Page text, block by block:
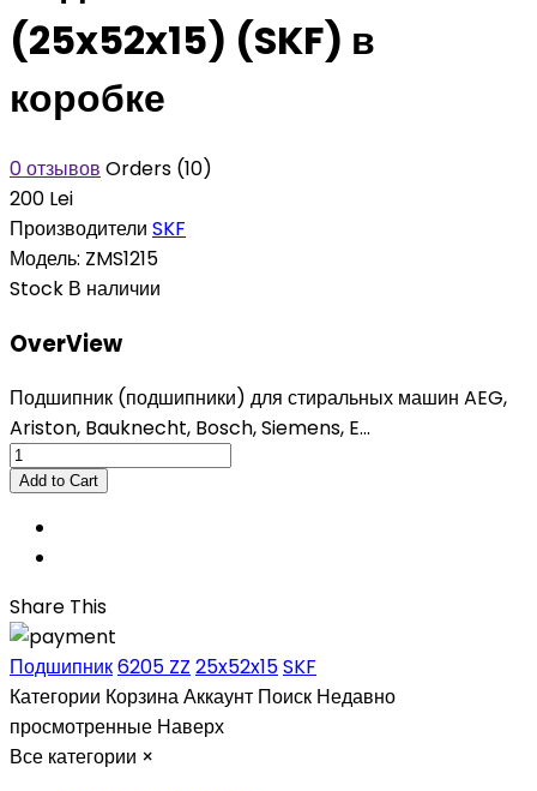
(25x52x15) (SKF) в
коробке
0 отзывов Orders (10)
200 Lei
Производители SKF
Модель: ZMS1215
Stock В наличии
OverView
Подшипник (подшипники) для стиральных машин AEG,
Ariston, Bauknecht, Bosch, Siemens, E...
Share This
Подшипник6205 ZZ 25x52x15SKF
Категории КорзинаАккаунт Поиск Недавно
просмотренные Наверх
Все категории ×